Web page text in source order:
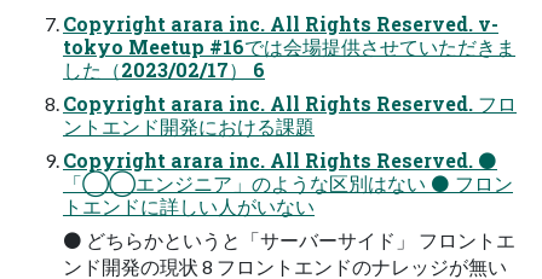
Copyright arara inc. All Rights Reserved. v-
tokyo Meetup #16では会場提供させていただきま
した（2023/02/17） 6
Copyright arara inc. All Rights Reserved. フロ
ントエンド開発における課題
Copyright arara inc. All Rights Reserved. ⚫
「◯◯エンジニア」のような区別はない ⚫ フロン
トエンドに詳しい人がいない
⚫ どちらかというと「サーバーサイド」 フロントエ
ンド開発の現状 8 フロントエンドのナレッジが無い